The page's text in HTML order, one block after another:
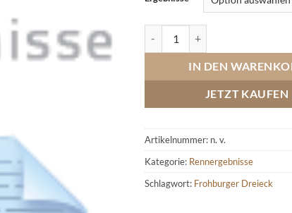
IN DEN
JETZT KAUFEN
Artikelnummer: n. v.
Kategorie: Rennergebnisse
Schlagwort: Frohburger Dreieck